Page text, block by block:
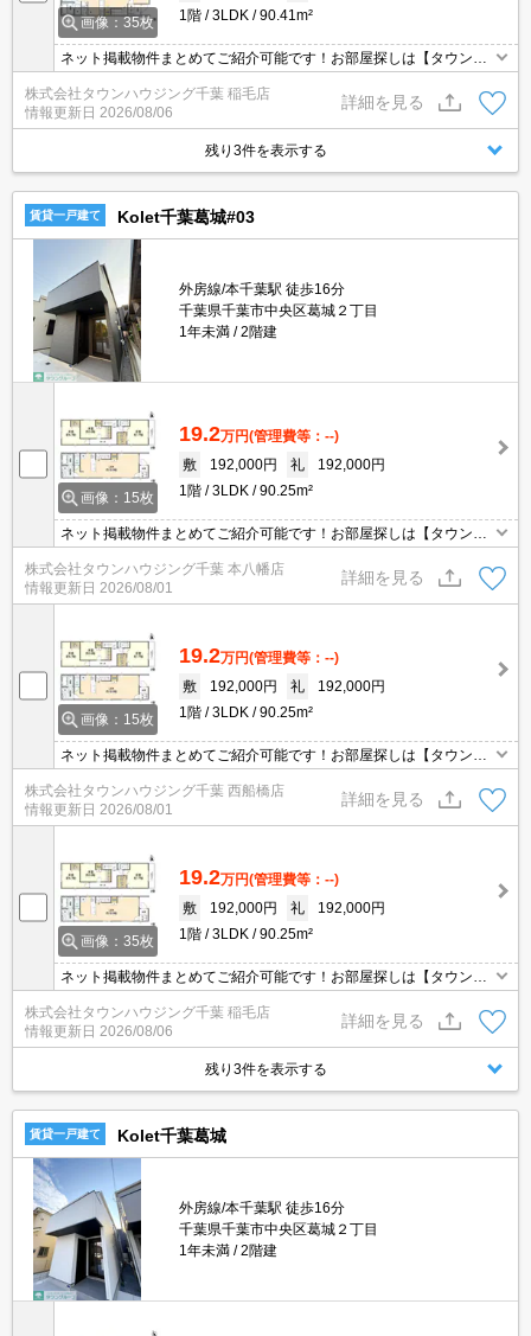
画像：35枚
1階
3LDK 90.41m²
ネット掲載物件まとめてご紹介可能です！お部屋探しは【タウンハ
ウジング】にお任せください！※オンライン内見・現地待ち合わせ
は事前にご相談ください。
株式会社タウンハウジング千葉 稲毛店
情報更新日 2026/08/06
詳細を見る
残り3件を表示する
賃貸一戸建て Kolet千葉葛城#03
外房線/本千葉駅 徒歩16分
千葉県千葉市中央区葛城２丁目
1年未満
2階建
画像：15枚
19.2万円(管理費等：--)
敷
192,000円 礼
192,000円
1階
3LDK 90.25m²
ネット掲載物件まとめてご紹介可能です！お部屋探しは【タウンハ
ウジング】にお任せください！※オンライン内見・現地待ち合わせ
は事前にご相談ください。
株式会社タウンハウジング千葉 本八幡店
情報更新日 2026/08/01
詳細を見る
画像：15枚
19.2万円(管理費等：--)
敷
192,000円 礼
192,000円
1階
3LDK 90.25m²
ネット掲載物件まとめてご紹介可能です！お部屋探しは【タウンハ
ウジング】にお任せください！※オンライン内見・現地待ち合わせ
は事前にご相談ください。
株式会社タウンハウジング千葉 西船橋店
情報更新日 2026/08/01
詳細を見る
画像：35枚
19.2万円(管理費等：--)
敷
192,000円 礼
192,000円
1階
3LDK 90.25m²
ネット掲載物件まとめてご紹介可能です！お部屋探しは【タウンハ
ウジング】にお任せください！※オンライン内見・現地待ち合わせ
は事前にご相談ください。
株式会社タウンハウジング千葉 稲毛店
情報更新日 2026/08/06
詳細を見る
残り3件を表示する
賃貸一戸建て Kolet千葉葛城
外房線/本千葉駅 徒歩16分
千葉県千葉市中央区葛城２丁目
1年未満
2階建